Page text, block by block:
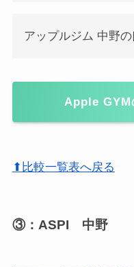
アップルジム 中野
Apple GYM
⬆比較一覧表へ戻る
③：ASPI 中野